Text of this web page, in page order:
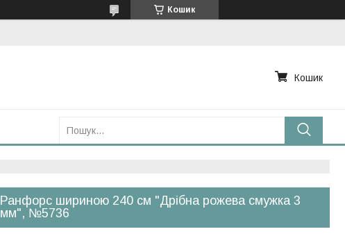
Кошик
Кошик
Ранфорс шириною 240 см "Дрібна рожева смужка 3
мм", №5736